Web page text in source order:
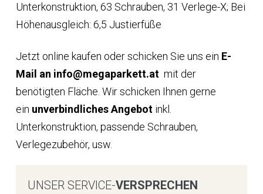
Unterkonstruktion, 63 Schrauben, 31 Verlege-X; Bei
Höhenausgleich: 6,5 Justierfüße
Jetzt online kaufen oder schicken Sie uns ein E-
Mail an info@megaparkett.at mit der
benötigten Fläche. Wir schicken Ihnen gerne
ein unverbindliches Angebotinkl.
Unterkonstruktion, passende Schrauben,
Verlegezubehör, usw.
UNSER SERVICE-VERSPRECHEN